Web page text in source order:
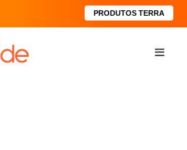
PRODUTOS TERRA